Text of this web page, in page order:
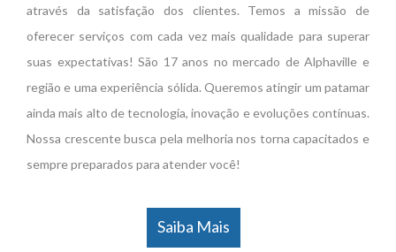
através da satisfação dos clientes. Temos a missão de
oferecer serviços com cada vez mais qualidade para superar
suas expectativas! São 17 anos no mercado de Alphaville e
região e uma experiência sólida. Queremos atingir um patamar
ainda mais alto de tecnologia, inovação e evoluções contínuas.
Nossa crescente busca pela melhoria nos torna capacitados e
sempre preparados para atender você!
Saiba Mais